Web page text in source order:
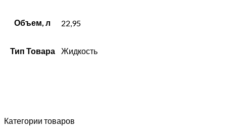
Объем, л 22,95
Тип Товара Жидкость
Категории товаров